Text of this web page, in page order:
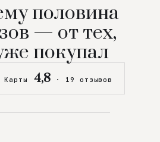
половина
— от тех,
покупал
Карты 4,8 · 19 отзывов